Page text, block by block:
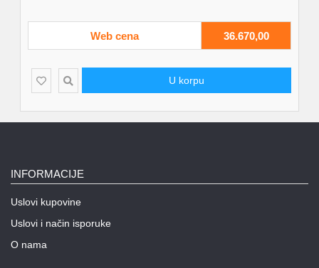
Web cena 36.670,00
U korpu
INFORMACIJE
Uslovi kupovine
Uslovi i način isporuke
O nama